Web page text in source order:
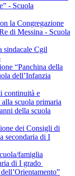
- Scuola
la Congregazione
di Messina - Scuola
sindacale Cgil
“Panchina della
dell’Infanzia
continuità e
scuola primaria
della scuola
dei Consigli di
secondaria di I
famiglia
di I grado